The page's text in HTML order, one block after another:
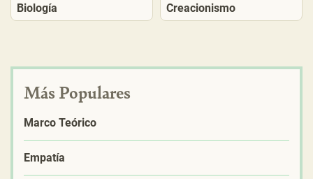
Biología Creacionismo
Más Populares
Marco Teórico
Empatía